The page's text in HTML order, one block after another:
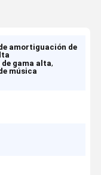
amortiguación de
de gama alta,
música